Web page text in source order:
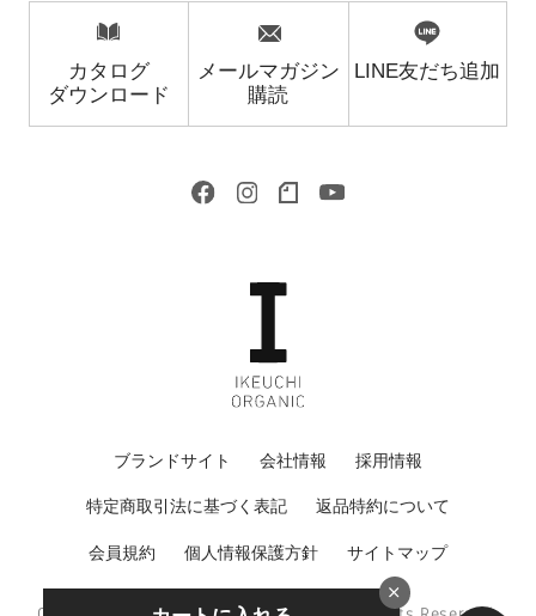
カタログ
ダウンロード
メールマガジン
購読
LINE友だち追加
ブランドサイト 会社情報 採用情報
特定商取引法に基づく表記 返品特約について
会員規約 個人情報保護方針 サイトマップ